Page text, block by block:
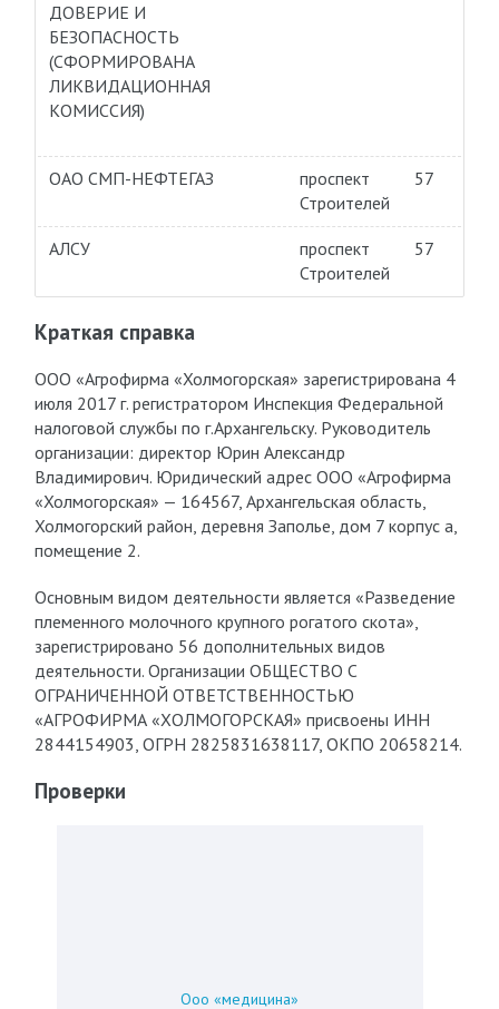
ДОВЕРИЕ И
БЕЗОПАСНОСТЬ
(СФОРМИРОВАНА
ЛИКВИДАЦИОННАЯ
КОМИССИЯ)
ОАО СМП-НЕФТЕГАЗ
проспект
Строителей
57
АЛСУ
проспект
Строителей
57
Краткая справка
ООО «Агрофирма «Холмогорская» зарегистрирована 4
июля 2017 г. регистратором Инспекция Федеральной
налоговой службы по г.Архангельску. Руководитель
организации: директор Юрин Александр
Владимирович. Юридический адрес ООО «Агрофирма
«Холмогорская» — 164567, Архангельская область,
Холмогорский район, деревня Заполье, дом 7 корпус а,
помещение 2.
Основным видом деятельности является «Разведение
племенного молочного крупного рогатого скота»,
зарегистрировано 56 дополнительных видов
деятельности. Организации ОБЩЕСТВО С
ОГРАНИЧЕННОЙ ОТВЕТСТВЕННОСТЬЮ
«АГРОФИРМА «ХОЛМОГОРСКАЯ» присвоены ИНН
2844154903, ОГРН 2825831638117, ОКПО 20658214.
Проверки
Ооо «медицина»